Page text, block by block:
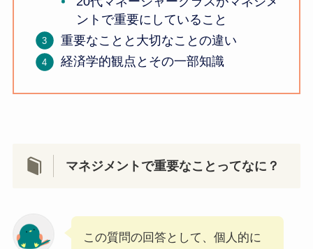
ントで重要にしていること
重要なことと大切なことの違い
経済学的観点とその一部知識
マネジメントで重要なことってなに？
この質問の回答として、個人的に